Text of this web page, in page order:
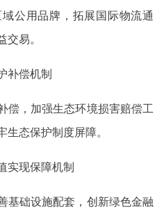
公用品牌，拓展国际物流通
易。
补偿机制
偿，加强生态环境损害赔偿工
态保护制度屏障。
实现保障机制
基础设施配套，创新绿色金融